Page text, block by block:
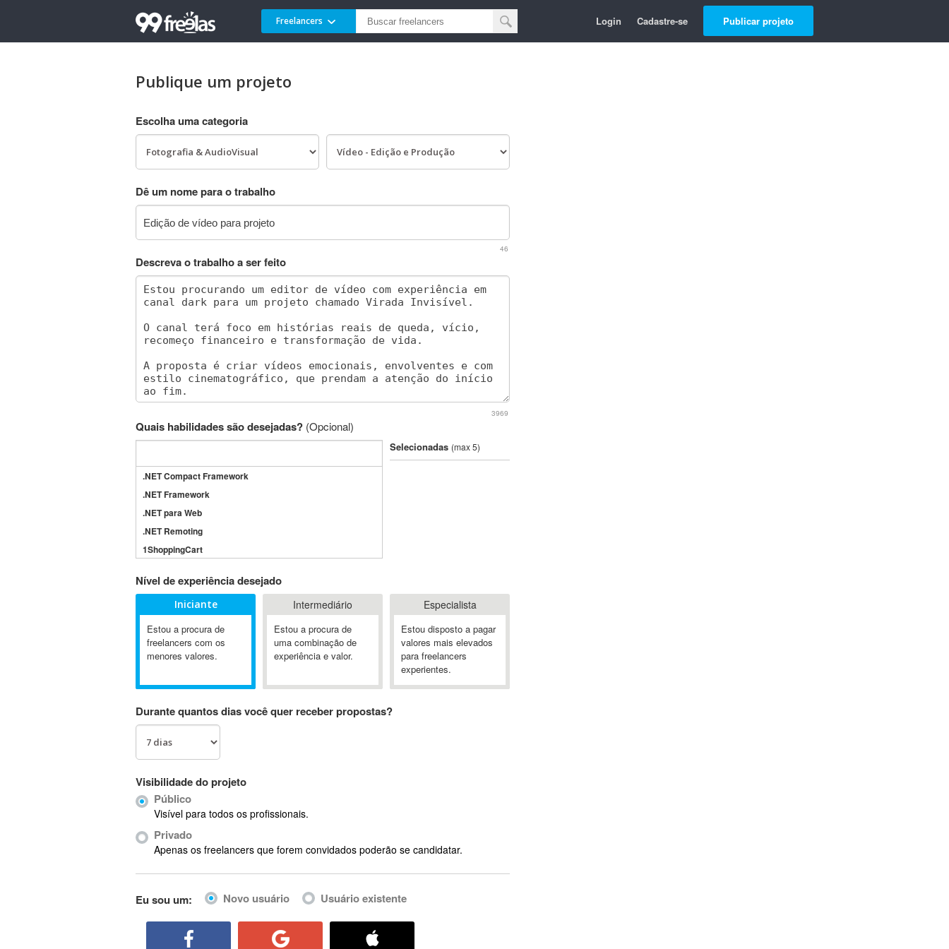
Freelancers Login Cadastre-se Publicar projeto
Publique um projeto
Escolha uma categoria
Dê um nome para o trabalho
46
Descreva o trabalho a ser feito
3969
Quais habilidades são desejadas? (Opcional)
.NET Compact Framework
.NET Framework
.NET para Web
.NET Remoting
1ShoppingCart
3GSM
4D Dimension
802.11
A&P
A-GPS
Ab Initio
ABIS
AbleCommerce
Ableton Live
Abstract Window Toolkit (AWT)
Selecionadas (max 5)
Nível de experiência desejado
Iniciante
Estou a procura de
freelancers com os
menores valores.
Intermediário
Estou a procura de
uma combinação de
experiência e valor.
Especialista
Estou disposto a pagar
valores mais elevados
para freelancers
experientes.
Durante quantos dias você quer receber propostas?
Visibilidade do projeto
Público
Visível para todos os profissionais.
Privado
Apenas os freelancers que forem convidados poderão se candidatar.
Eu sou um: Novo usuário Usuário existente